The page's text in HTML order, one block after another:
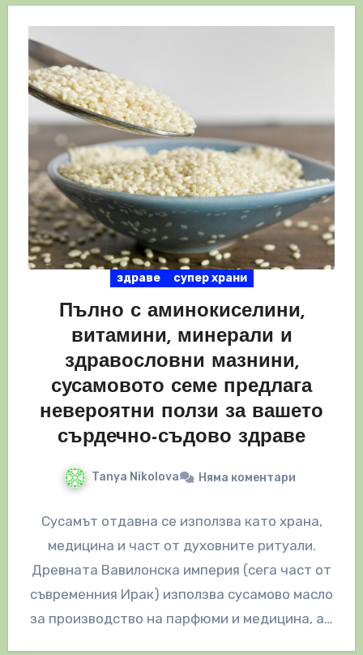
здраве супер храни
Пълно с аминокиселини,
витамини, минерали и
здравословни мазнини,
сусамовото семе предлага
невероятни ползи за вашето
сърдечно-съдово здраве
Tanya Nikolova Няма коментари
Сусамът отдавна се използва като храна,
медицина и част от духовните ритуали.
Древната Вавилонска империя (сега част от
съвременния Ирак) използва сусамово масло
за производство на парфюми и медицина, а…